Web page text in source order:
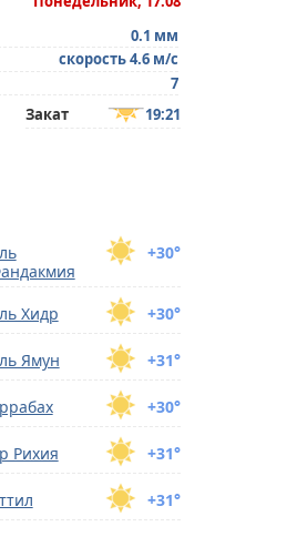
0.1 мм
скорость 4.6 м/с
7
Закат 19:21
+30°
+30°
Хидр
+31°
Ямун
+30°
+31°
Рихия
+31°